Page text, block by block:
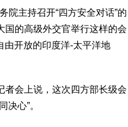
主持召开“四方安全对话”的
国的高级外交官举行这样的会
由开放的印度洋-太平洋地
会上说，这次四方部长级会
心”。